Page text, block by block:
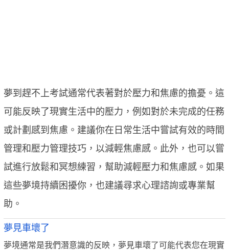
夢到趕不上考試通常代表著對於壓力和焦慮的擔憂。這
可能反映了現實生活中的壓力，例如對於未完成的任務
或計劃感到焦慮。建議你在日常生活中嘗試有效的時間
管理和壓力管理技巧，以減輕焦慮感。此外，也可以嘗
試進行放鬆和冥想練習，幫助減輕壓力和焦慮感。如果
這些夢境持續困擾你，也建議尋求心理諮詢或專業幫
助。
夢見車壞了
夢境通常是我們潛意識的反映，夢見車壞了可能代表您在現實